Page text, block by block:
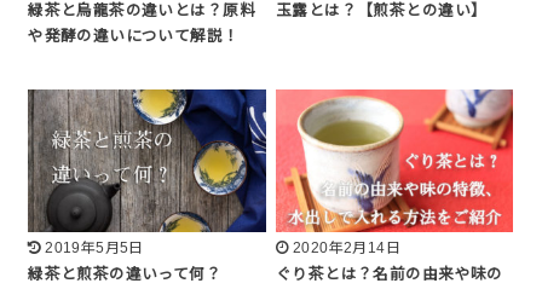
緑茶と烏龍茶の違いとは？原料
や発酵の違いについて解説！
玉露とは？【煎茶との違い】
2019年5月5日
緑茶と煎茶の違いって何？
2020年2月14日
ぐり茶とは？名前の由来や味の